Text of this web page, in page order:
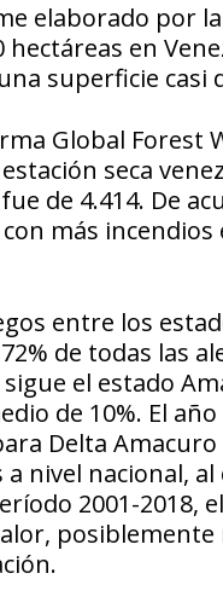
elaborado por
hectáreas en
superficie casi
Global Forest
seca
de 4.414. De
más
entre los
de todas las
el estado
de 10%. El
Delta
nivel nacional,
2001-